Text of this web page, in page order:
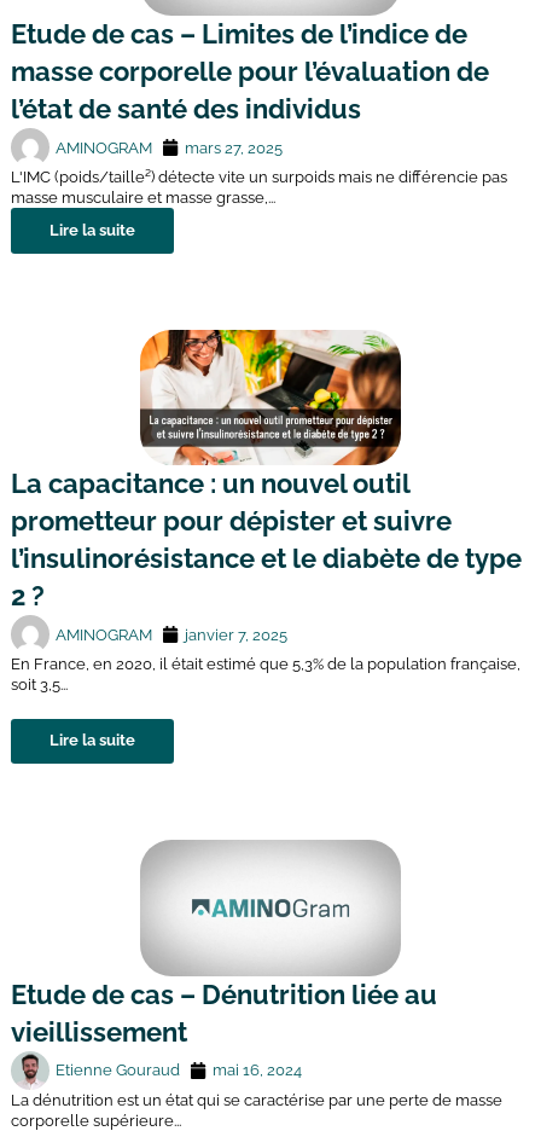
Etude de cas – Limites de l’indice de
masse corporelle pour l’évaluation de
l’état de santé des individus
AMINOGRAM
mars 27, 2025
L'IMC (poids/taille²) détecte vite un surpoids mais ne différencie pas
masse musculaire et masse grasse,...
Lire la suite
La capacitance : un nouvel outil
prometteur pour dépister et suivre
l’insulinorésistance et le diabète de type
2 ?
AMINOGRAM
janvier 7, 2025
En France, en 2020, il était estimé que 5,3% de la population française,
soit 3,5...
Lire la suite
Etude de cas – Dénutrition liée au
vieillissement
Etienne Gouraud
mai 16, 2024
La dénutrition est un état qui se caractérise par une perte de masse
corporelle supérieure...